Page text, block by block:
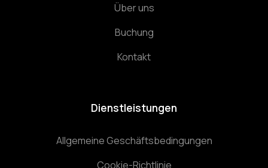
Über uns
Buchung
Kontakt
Dienstleistungen
Allgemeine Geschäftsbedingungen
Cookie-Richtlinie